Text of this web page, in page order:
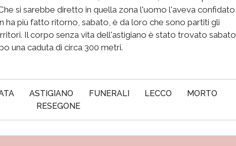
si sarebbe diretto in quella zona l'uomo l'aveva confidato
ha più fatto ritorno, sabato, è da loro che sono partiti gli
Il corpo senza vita dell'astigiano è stato trovato sabato
una caduta di circa 300 metri.
ASTIGIANO FUNERALI LECCO
MORTO
RESEGONE